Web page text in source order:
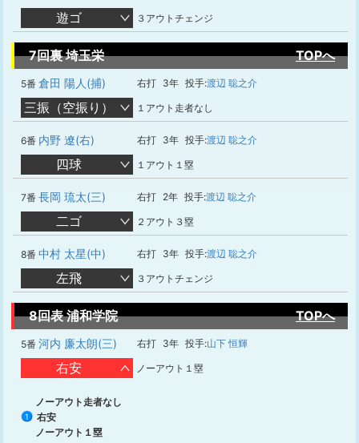
遊ゴ ３アウトチェンジ
7回裏 埼玉栄 TOPへ
5番 倉田 陽人(捕) 右打 3年 投手:渡辺 聡之介
三振（空振り） １アウト走者なし
6番 内野 遼(右) 右打 3年 投手:渡辺 聡之介
四球 １アウト１塁
7番 長岡 琉太(三) 右打 2年 投手:渡辺 聡之介
二ゴ ２アウト３塁
8番 中村 太星(中) 右打 3年 投手:渡辺 聡之介
左飛 ３アウトチェンジ
8回表 浦和学院 TOPへ
5番 河内 廉太朗(三) 右打 3年 投手:山下 恒輝
右安 ノーアウト１塁
ノーアウト走者なし
1
右安
ノーアウト１塁